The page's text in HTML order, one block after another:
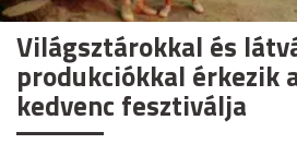
Világsztárokkal és
produkciókkal érkezik
kedvenc fesztiválja